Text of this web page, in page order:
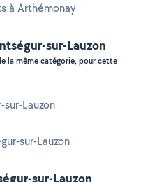
à Arthémonay
sur-Lauzon
la même catégorie, pour cette
Lauzon
sur-Lauzon
sur-Lauzon